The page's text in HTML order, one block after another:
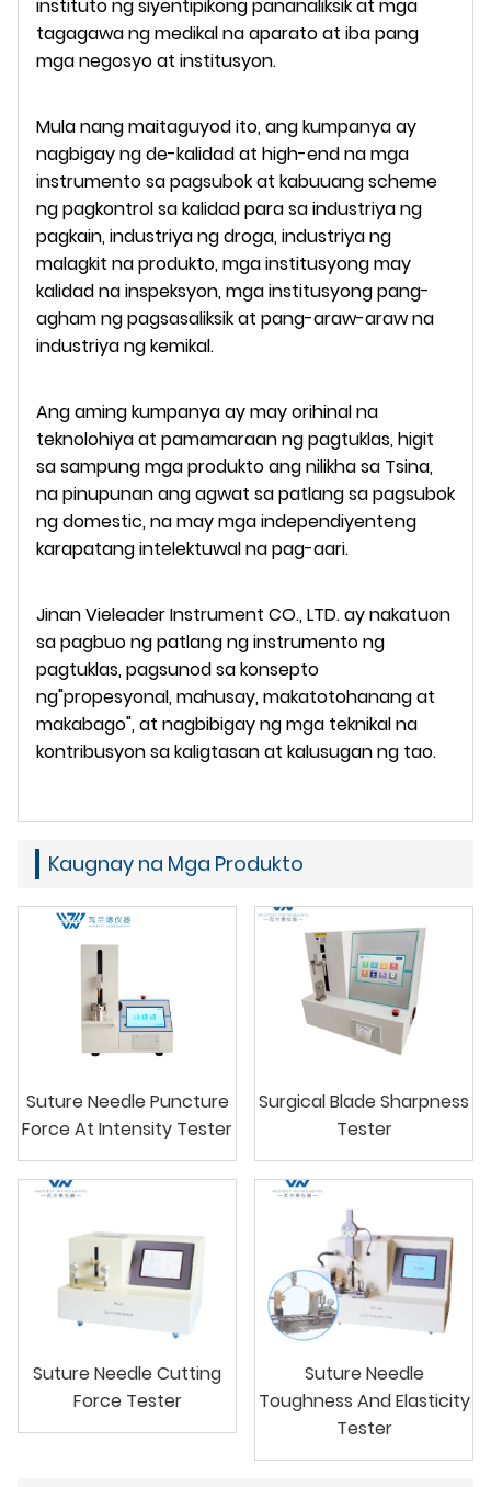
instituto ng siyentipikong pananaliksik at mga
tagagawa ng medikal na aparato at iba pang
mga negosyo at institusyon.
Mula nang maitaguyod ito, ang kumpanya ay
nagbigay ng de-kalidad at high-end na mga
instrumento sa pagsubok at kabuuang scheme
ng pagkontrol sa kalidad para sa industriya ng
pagkain, industriya ng droga, industriya ng
malagkit na produkto, mga institusyong may
kalidad na inspeksyon, mga institusyong pang-
agham ng pagsasaliksik at pang-araw-araw na
industriya ng kemikal.
Ang aming kumpanya ay may orihinal na
teknolohiya at pamamaraan ng pagtuklas, higit
sa sampung mga produkto ang nilikha sa Tsina,
na pinupunan ang agwat sa patlang sa pagsubok
ng domestic, na may mga independiyenteng
karapatang intelektuwal na pag-aari.
Jinan Vieleader Instrument CO., LTD. ay nakatuon
sa pagbuo ng patlang ng instrumento ng
pagtuklas, pagsunod sa konsepto
ng"propesyonal, mahusay, makatotohanang at
makabago", at nagbibigay ng mga teknikal na
kontribusyon sa kaligtasan at kalusugan ng tao.
Kaugnay na Mga Produkto
Suture Needle Puncture
Force At Intensity Tester
Surgical Blade Sharpness
Tester
Suture Needle Cutting
Force Tester
Suture Needle
Toughness And Elasticity
Tester